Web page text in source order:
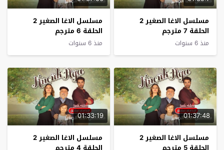
مسلسل الاغا الصغير 2
الحلقة 7 مترجم
منذ 6 سنوات
مسلسل الاغا الصغير 2
الحلقة 6 مترجم
منذ 6 سنوات
01:37:48
مسلسل الاغا الصغير 2
01:33:19
مسلسل الاغا الصغير 2